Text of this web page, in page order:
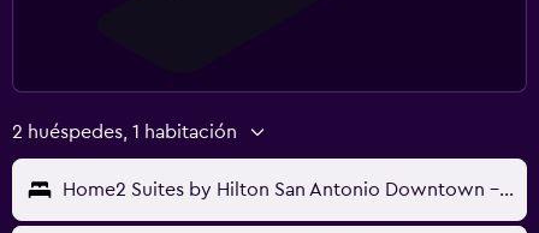
2 huéspedes, 1 habitación
Home2 Suites by Hilton San Antonio Downtown - Riverwalk